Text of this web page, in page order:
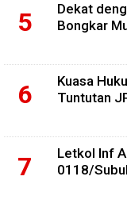
Dekat
Bongkar
Kuasa
Tuntutan
Letkol Inf
0118/